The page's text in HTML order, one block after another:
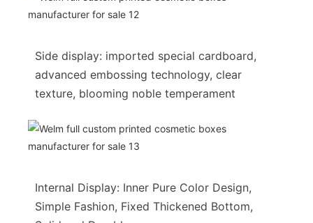
Side display: imported special cardboard,
advanced embossing technology, clear
texture, blooming noble temperament
Internal Display: Inner Pure Color Design,
Simple Fashion, Fixed Thickened Bottom,